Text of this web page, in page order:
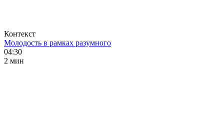
Контекст
Молодость в рамках разумного
04:30
2 мин